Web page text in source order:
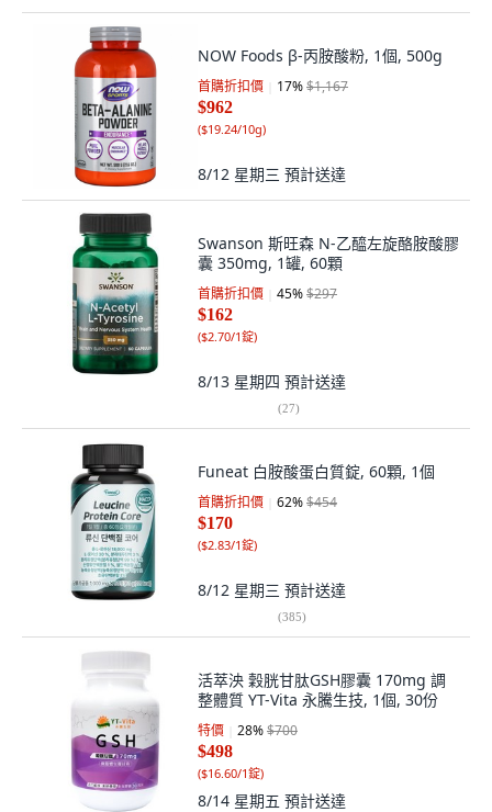
NOW Foods β-丙胺酸粉, 1個, 500g
首購折扣價 17%$1,167
$962
($19.24/10g)
8/12 星期三 預計送達
Swanson 斯旺森 N-乙醯左旋酪胺酸膠
囊 350mg, 1罐, 60顆
首購折扣價 45%$297
$162
($2.70/1錠)
8/13 星期四 預計送達
(27)
Funeat 白胺酸蛋白質錠, 60顆, 1個
首購折扣價 62%$454
$170
($2.83/1錠)
8/12 星期三 預計送達
(385)
活萃泱 穀胱甘肽GSH膠囊 170mg 調
整體質 YT-Vita 永騰生技, 1個, 30份
特價 28%$700
$498
($16.60/1錠)
8/14 星期五 預計送達